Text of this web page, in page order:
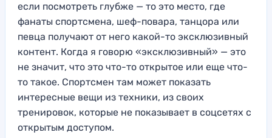
если посмотреть глубже — то это место, где
фанаты спортсмена, шеф-повара, танцора или
певца получают от него какой-то эксклюзивный
контент. Когда я говорю «эксклюзивный» — это
не значит, что это что-то открытое или еще что-
то такое. Спортсмен там может показать
интересные вещи из техники, из своих
тренировок, которые не показывает в соцсетях с
открытым доступом.